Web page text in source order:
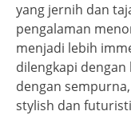
yang jernih dan
pengalaman
menjadi lebih
dilengkapi
dengan
stylish dan